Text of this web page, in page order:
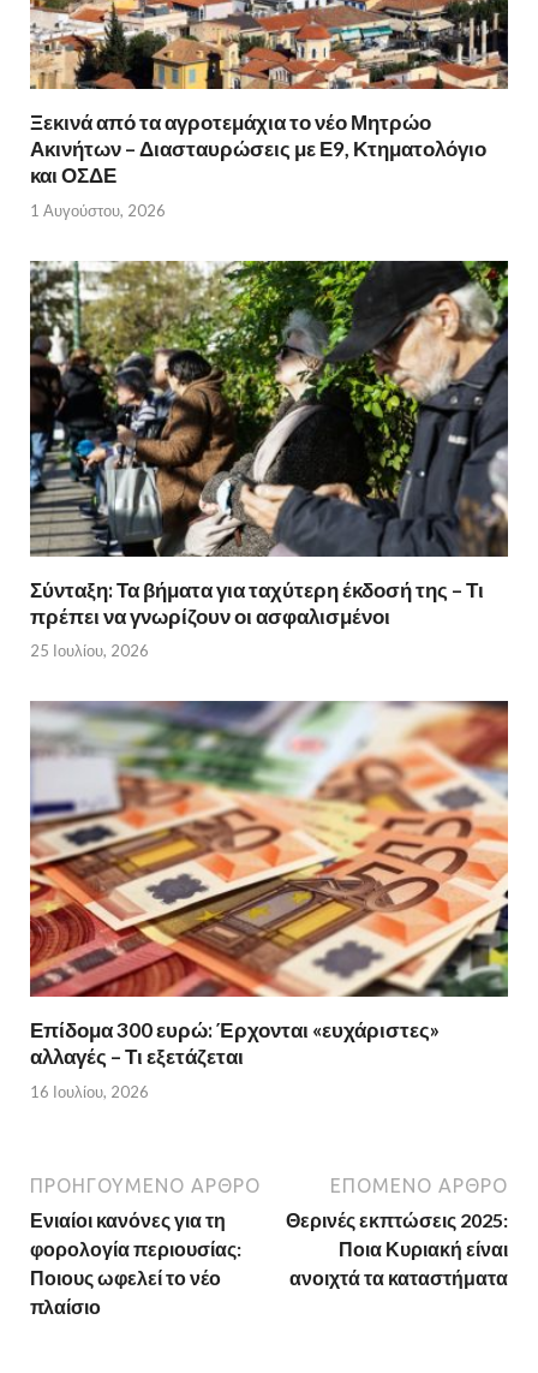
Ξεκινά από τα αγροτεμάχια το νέο Μητρώο
Ακινήτων – Διασταυρώσεις με Ε9, Κτηματολόγιο
και ΟΣΔΕ
1 Αυγούστου, 2026
Σύνταξη: Τα βήματα για ταχύτερη έκδοσή της – Τι
πρέπει να γνωρίζουν οι ασφαλισμένοι
25 Ιουλίου, 2026
Επίδομα 300 ευρώ: Έρχονται «ευχάριστες»
αλλαγές – Τι εξετάζεται
16 Ιουλίου, 2026
ΠΡΟΗΓΟΎΜΕΝΟ ΆΡΘΡΟ
Ενιαίοι κανόνες για τη
φορολογία περιουσίας:
Ποιους ωφελεί το νέο
πλαίσιο
ΕΠΌΜΕΝΟ ΆΡΘΡΟ
Θερινές εκπτώσεις 2025:
Ποια Κυριακή είναι
ανοιχτά τα καταστήματα